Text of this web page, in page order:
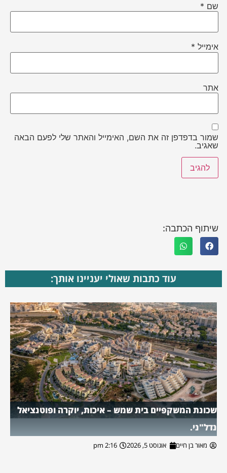
שם *
אימייל *
אתר
שמור בדפדפן זה את השם, האימייל והאתר שלי לפעם הבאה
שאגיב.
שיתוף הכתבה:
עוד כתבות שאולי יעניינו אותך:
שכונת המשקפיים בית שמש – איכות, יוקרה ופוטנציאל
נדל"ני.
מאור בן חיים אוגוסט 5, 2026 2:16 pm